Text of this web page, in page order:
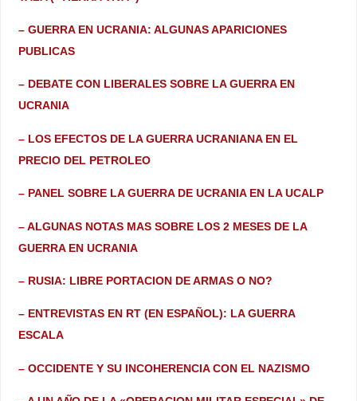
– GUERRA EN UCRANIA: ALGUNAS APARICIONES
PUBLICAS
– DEBATE CON LIBERALES SOBRE LA GUERRA EN
UCRANIA
– LOS EFECTOS DE LA GUERRA UCRANIANA EN EL
PRECIO DEL PETROLEO
– PANEL SOBRE LA GUERRA DE UCRANIA EN LA UCALP
– ALGUNAS NOTAS MAS SOBRE LOS 2 MESES DE LA
GUERRA EN UCRANIA
– RUSIA: LIBRE PORTACION DE ARMAS O NO?
– ENTREVISTAS EN RT (EN ESPAÑOL): LA GUERRA
ESCALA
– OCCIDENTE Y SU INCOHERENCIA CON EL NAZISMO